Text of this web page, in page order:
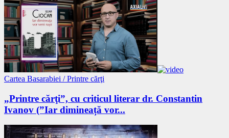
Cartea Basarabiei / Printre cărţi
„Printre cărţi”, cu criticul literar dr. Constantin
Ivanov (”Iar dimineață vor...